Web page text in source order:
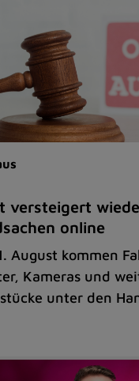
versteigert
online
August kommen
Kameras und
unter den